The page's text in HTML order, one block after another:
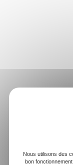
Nous utilisons des
bon